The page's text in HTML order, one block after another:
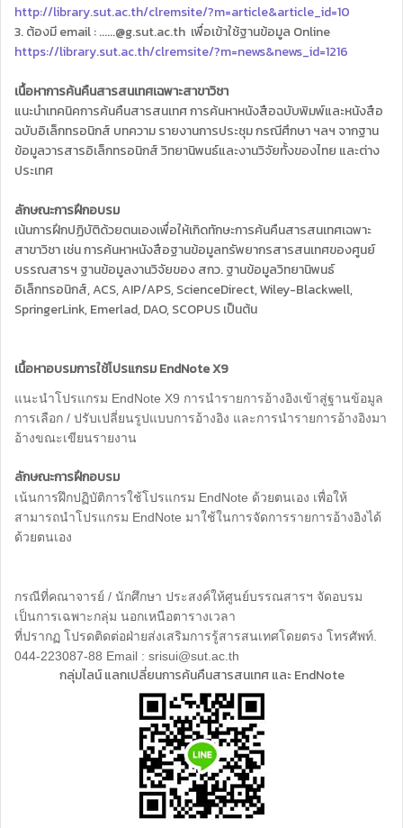
http://library.sut.ac.th/clremsite/?m=article&article_id=10
3. ต้องมี email : ......@g.sut.ac.th เพื่อเข้าใช้ฐานข้อมูล Online
https://library.sut.ac.th/clremsite/?m=news&news_id=1216
เนื้อหาการค้นคืนสารสนเทศเฉพาะสาขาวิชา
แนะนำเทคนิคการค้นคืนสารสนเทศ การค้นหาหนังสือฉบับพิมพ์และหนังสือ
ฉบับอิเล็กทรอนิกส์ บทความ รายงานการประชุม กรณีศึกษา ฯลฯ จากฐาน
ข้อมูลวารสารอิเล็กทรอนิกส์ วิทยานิพนธ์และงานวิจัยทั้งของไทย และต่าง
ประเทศ
ลักษณะการฝึกอบรม
เน้นการฝึกปฏิบัติด้วยตนเองเพื่อให้เกิดทักษะการค้นคืนสารสนเทศเฉพาะ
สาขาวิชา เช่น การค้นหาหนังสือฐานข้อมูลทรัพยากรสารสนเทศของศูนย์
บรรณสารฯ ฐานข้อมูลงานวิจัยของ สกว. ฐานข้อมูลวิทยานิพนธ์
อิเล็กทรอนิกส์, ACS, AIP/APS, ScienceDirect, Wiley-Blackwell,
SpringerLink, Emerlad, DAO, SCOPUS เป็นต้น
เนื้อหาอบรมการใช้โปรแกรม EndNote X9
แนะนำโปรแกรม EndNote X9 การนำรายการอ้างอิงเข้าสู่ฐานข้อมูล
การเลือก / ปรับเปลี่ยนรูปแบบการอ้างอิง และการนำรายการอ้างอิงมา
อ้างขณะเขียนรายงาน
ลักษณะการฝึกอบรม
เน้นการฝึกปฏิบัติการใช้โปรแกรม EndNote ด้วยตนเอง เพื่อให้
สามารถนำโปรแกรม EndNote มาใช้ในการจัดการรายการอ้างอิงได้
ด้วยตนเอง
กรณีที่คณาจารย์ / นักศึกษา ประสงค์ให้ศูนย์บรรณสารฯ จัดอบรม
เป็นการเฉพาะกลุ่ม นอกเหนือตารางเวลา
ที่ปรากฏ โปรดติดต่อฝ่ายส่งเสริมการรู้สารสนเทศโดยตรง โทรศัพท์.
044-223087-88 Email : srisui@sut.ac.th
กลุ่มไลน์ แลกเปลี่ยนการค้นคืนสารสนเทศ และ EndNote